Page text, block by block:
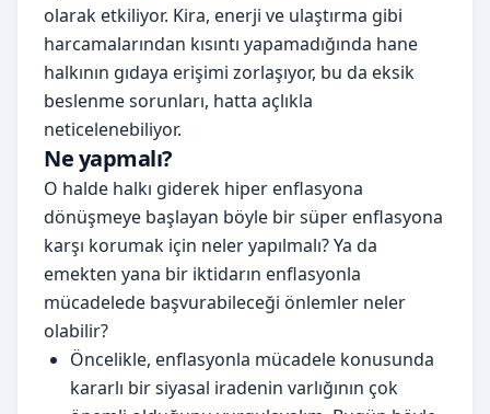
olarak etkiliyor. Kira, enerji ve ulaştırma gibi
harcamalarından kısıntı yapamadığında hane
halkının gıdaya erişimi zorlaşıyor, bu da eksik
beslenme sorunları, hatta açlıkla
neticelenebiliyor.
Ne yapmalı?
O halde halkı giderek hiper enflasyona
dönüşmeye başlayan böyle bir süper enflasyona
karşı korumak için neler yapılmalı? Ya da
emekten yana bir iktidarın enflasyonla
mücadelede başvurabileceği önlemler neler
olabilir?
Öncelikle, enflasyonla mücadele konusunda
kararlı bir siyasal iradenin varlığının çok